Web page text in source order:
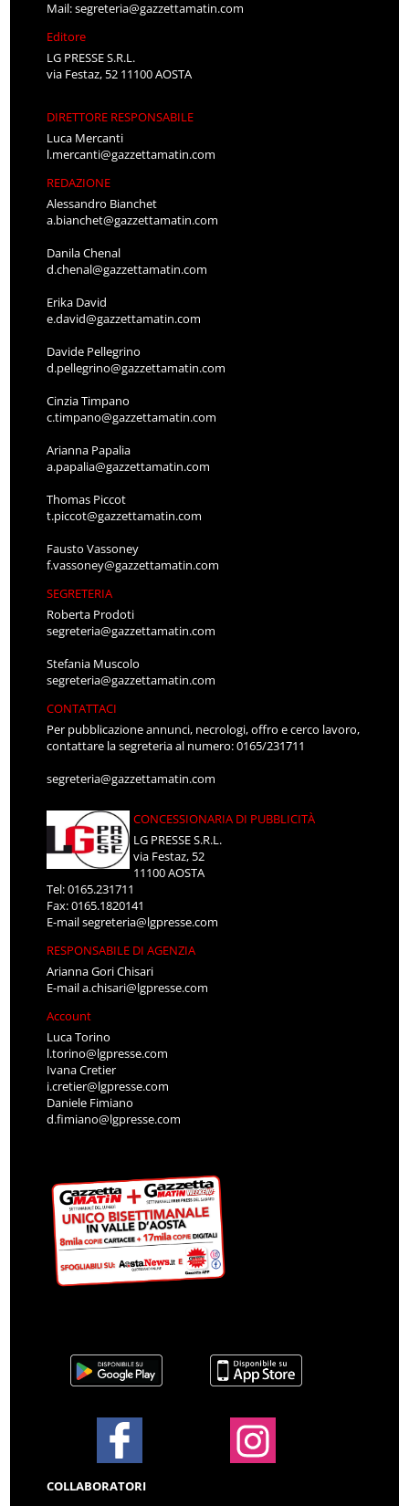
Mail:segreteria@gazzettamatin.com
Editore
LG PRESSE S.R.L.
via Festaz, 52 11100 AOSTA
DIRETTORE RESPONSABILE
Luca Mercanti
l.mercanti@gazzettamatin.com
REDAZIONE
Alessandro Bianchet
a.bianchet@gazzettamatin.com
Danila Chenal
d.chenal@gazzettamatin.com
Erika David
e.david@gazzettamatin.com
Davide Pellegrino
d.pellegrino@gazzettamatin.com
Cinzia Timpano
c.timpano@gazzettamatin.com
Arianna Papalia
a.papalia@gazzettamatin.com
Thomas Piccot
t.piccot@gazzettamatin.com
Fausto Vassoney
f.vassoney@gazzettamatin.com
SEGRETERIA
Roberta Prodoti
segreteria@gazzettamatin.com
Stefania Muscolo
segreteria@gazzettamatin.com
CONTATTACI
Per pubblicazione annunci, necrologi, offro e cerco lavoro,
contattare la segreteria al numero: 0165/231711
segreteria@gazzettamatin.com
CONCESSIONARIA DI PUBBLICITÀ
LG PRESSE S.R.L.
via Festaz, 52
11100 AOSTA
Tel: 0165.231711
Fax: 0165.1820141
E-mailsegreteria@lgpresse.com
RESPONSABILE DI AGENZIA
Arianna Gori Chisari
E-maila.chisari@lgpresse.com
Account
Luca Torino
l.torino@lgpresse.com
Ivana Cretier
i.cretier@lgpresse.com
Daniele Fimiano
d.fimiano@lgpresse.com
COLLABORATORI